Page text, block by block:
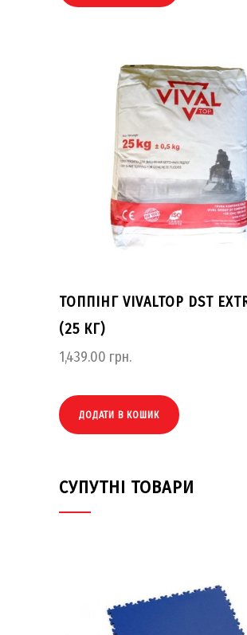
ТОППІНГ VIVALTOP DST
(25 КГ)
1,439.00 грн.
ДОДАТИ В КОШИК
СУПУТНІ ТОВАРИ